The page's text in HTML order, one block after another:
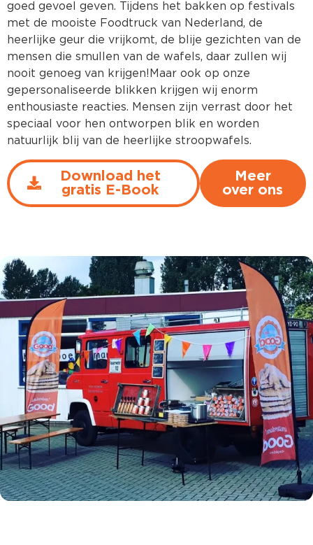
goed gevoel geven. Tijdens het bakken op festivals
met de mooiste Foodtruck van Nederland, de
heerlijke geur die vrijkomt, de blije gezichten van de
mensen die smullen van de wafels, daar zullen wij
nooit genoeg van krijgen!Maar ook op onze
gepersonaliseerde blikken krijgen wij enorm
enthousiaste reacties. Mensen zijn verrast door het
speciaal voor hen ontworpen blik en worden
natuurlijk blij van de heerlijke stroopwafels.
Download het
gratis E-Book
Meer
over ons